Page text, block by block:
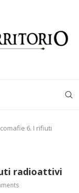
6. I rifiuti
radioattivi